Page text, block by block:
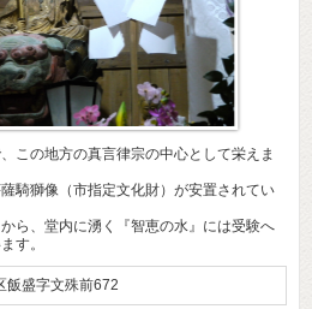
この地方の真言律宗の中心として栄えま
騎獅像（市指定文化財）が安置されてい
ら、堂内に湧く『智恵の水』には受験へ
す。
飯盛字文殊前672